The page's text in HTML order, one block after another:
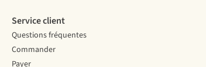
Service client
Questions fréquentes
Commander
Payer